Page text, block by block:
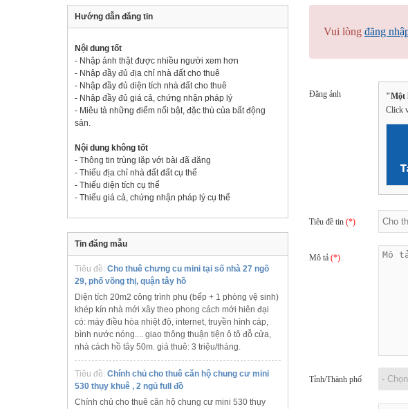
Hướng dẫn đăng tin
Nội dung tốt
- Nhập ảnh thật được nhiều người xem hơn
- Nhập đầy đủ địa chỉ nhà đất cho thuê
- Nhập đầy đủ diện tích nhà đất cho thuê
- Nhập đầy đủ giá cả, chứng nhận pháp lý
- Miêu tả những điểm nổi bật, đặc thù của bất động
sản.
Nội dung không tốt
- Thông tin trùng lặp với bài đã đăng
- Thiếu địa chỉ nhà đất đất cụ thể
- Thiếu diện tích cụ thể
- Thiếu giá cả, chứng nhận pháp lý cụ thể
Tin đăng mẫu
Tiêu đề: Cho thuê chưng cu mini tại số nhà 27 ngõ
29, phố võng thị, quận tây hồ
Diện tích 20m2 công trình phụ (bếp + 1 phòng vệ sinh)
khép kín nhà mới xây theo phong cách mới hiên đại
có: máy điều hòa nhiệt độ, internet, truyền hình cáp,
bình nước nóng.... giao thông thuận tiện ô tô đỗ cửa,
nhà cách hồ tây 50m. giá thuê: 3 triệu/tháng.
Tiêu đề: Chính chủ cho thuê căn hộ chung cư mini
530 thụy khuê , 2 ngủ full đồ
Chính chủ cho thuê căn hộ chung cư mini 530 thụy
Vui lòng đăng
Đăng ảnh
"Một
Click
Tiêu đề tin (*)
Mô tả (*)
Tỉnh/Thành phố